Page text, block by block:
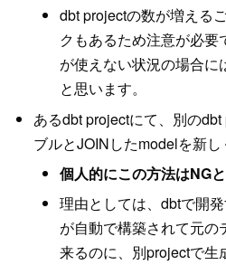
dbt projectの数が増える
クもあるため注意が必
が使えない状況の場合
と思います。
あるdbt projectにて、別の
ブルとJOINしたmodelを新し
個人的にこの方法はNG
理由としては、dbtで開
が自動で構築されて元の
来るのに、別projectで生